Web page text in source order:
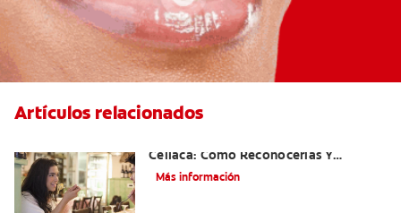
Artículos relacionados
Celíaca: Cómo Reconocerlas Y
Tratarlas
Más información